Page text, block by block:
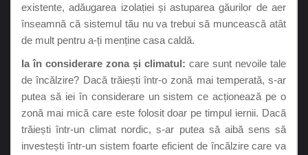
existente, adăugarea izolației și astuparea găurilor de aer
înseamnă că sistemul tău nu va trebui să muncească atât
de mult pentru a-ți menține casa caldă.
Ia în considerare zona și climatul: care sunt nevoile tale
de încălzire? Dacă trăiești într-o zonă mai temperată, s-ar
putea să iei în considerare un sistem ce acționează pe o
zonă mai mică care este folosit doar pe timpul iernii. Dacă
trăiești într-un climat nordic, s-ar putea să aibă sens să
investești într-un sistem foarte eficient de încălzire care va